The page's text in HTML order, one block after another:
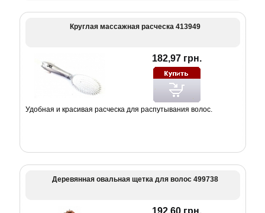
Круглая массажная расческа 413949
182,97 грн.
Удобная и красивая расческа для распутывания волос.
Деревянная овальная щетка для волос 499738